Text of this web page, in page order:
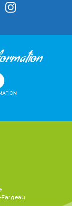
Fargeau